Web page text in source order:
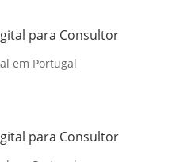
para Consultor
em Portugal
para Consultor